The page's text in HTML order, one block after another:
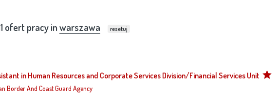
ofert pracy inwarszawa resetuj
in Human Resources and Corporate Services Division/Financial Services Unit
Border And Coast Guard Agency